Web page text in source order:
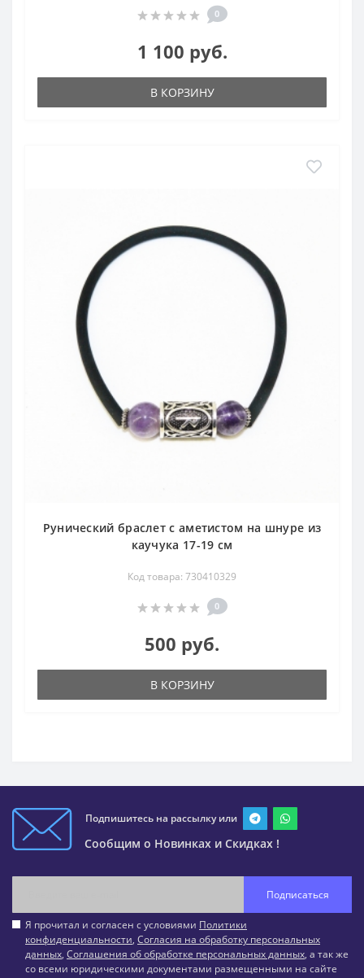
0
1 100 руб.
В КОРЗИНУ
Рунический браслет с аметистом на шнуре из
каучука 17-19 см
Код товара: 730410329
0
500 руб.
В КОРЗИНУ
Подпишитесь на рассылку или
Сообщим о Новинках и Скидках !
Подписаться
Я прочитал и согласен с условиями Политики
конфиденциальности, Согласия на обработку персональных
данных, Соглашения об обработке персональных данных, а так же
со всеми юридическими документами размещенными на сайте